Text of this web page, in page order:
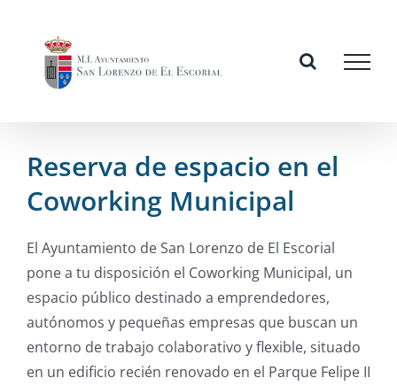
content
Reserva de espacio en el
Coworking Municipal
El Ayuntamiento de San Lorenzo de El Escorial
pone a tu disposición el Coworking Municipal, un
espacio público destinado a emprendedores,
autónomos y pequeñas empresas que buscan un
entorno de trabajo colaborativo y flexible, situado
en un edificio recién renovado en el Parque Felipe II